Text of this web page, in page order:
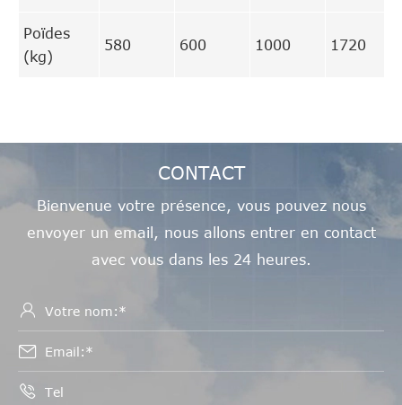
Poïdes
(kg)
580 600 1000 1720
CONTACT
Bienvenue votre présence, vous pouvez nous
envoyer un email, nous allons entrer en contact
avec vous dans les 24 heures.


